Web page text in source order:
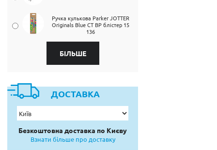
Ручка кулькова Parker JOTTER
Originals Blue CT BP блістер 15
136
БІЛЬШЕ
ДОСТАВКА
Безкоштовна доставка по Києву
Взнати більше про доставку